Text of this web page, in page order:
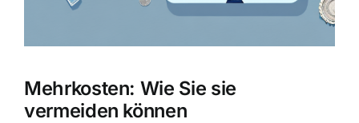
Mehrkosten: Wie Sie sie
vermeiden können